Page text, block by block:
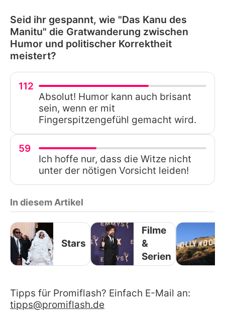
Seid ihr gespannt, wie "Das Kanu des
Manitu" die Gratwanderung zwischen
Humor und politischer Korrektheit
meistert?
112
Absolut! Humor kann auch brisant
sein, wenn er mit
Fingerspitzengefühl gemacht wird.
59
Ich hoffe nur, dass die Witze nicht
unter der nötigen Vorsicht leiden!
In diesem Artikel
Stars
Filme
&
Serien
Tipps für Promiflash? Einfach E-Mail an:
tipps@promiflash.de